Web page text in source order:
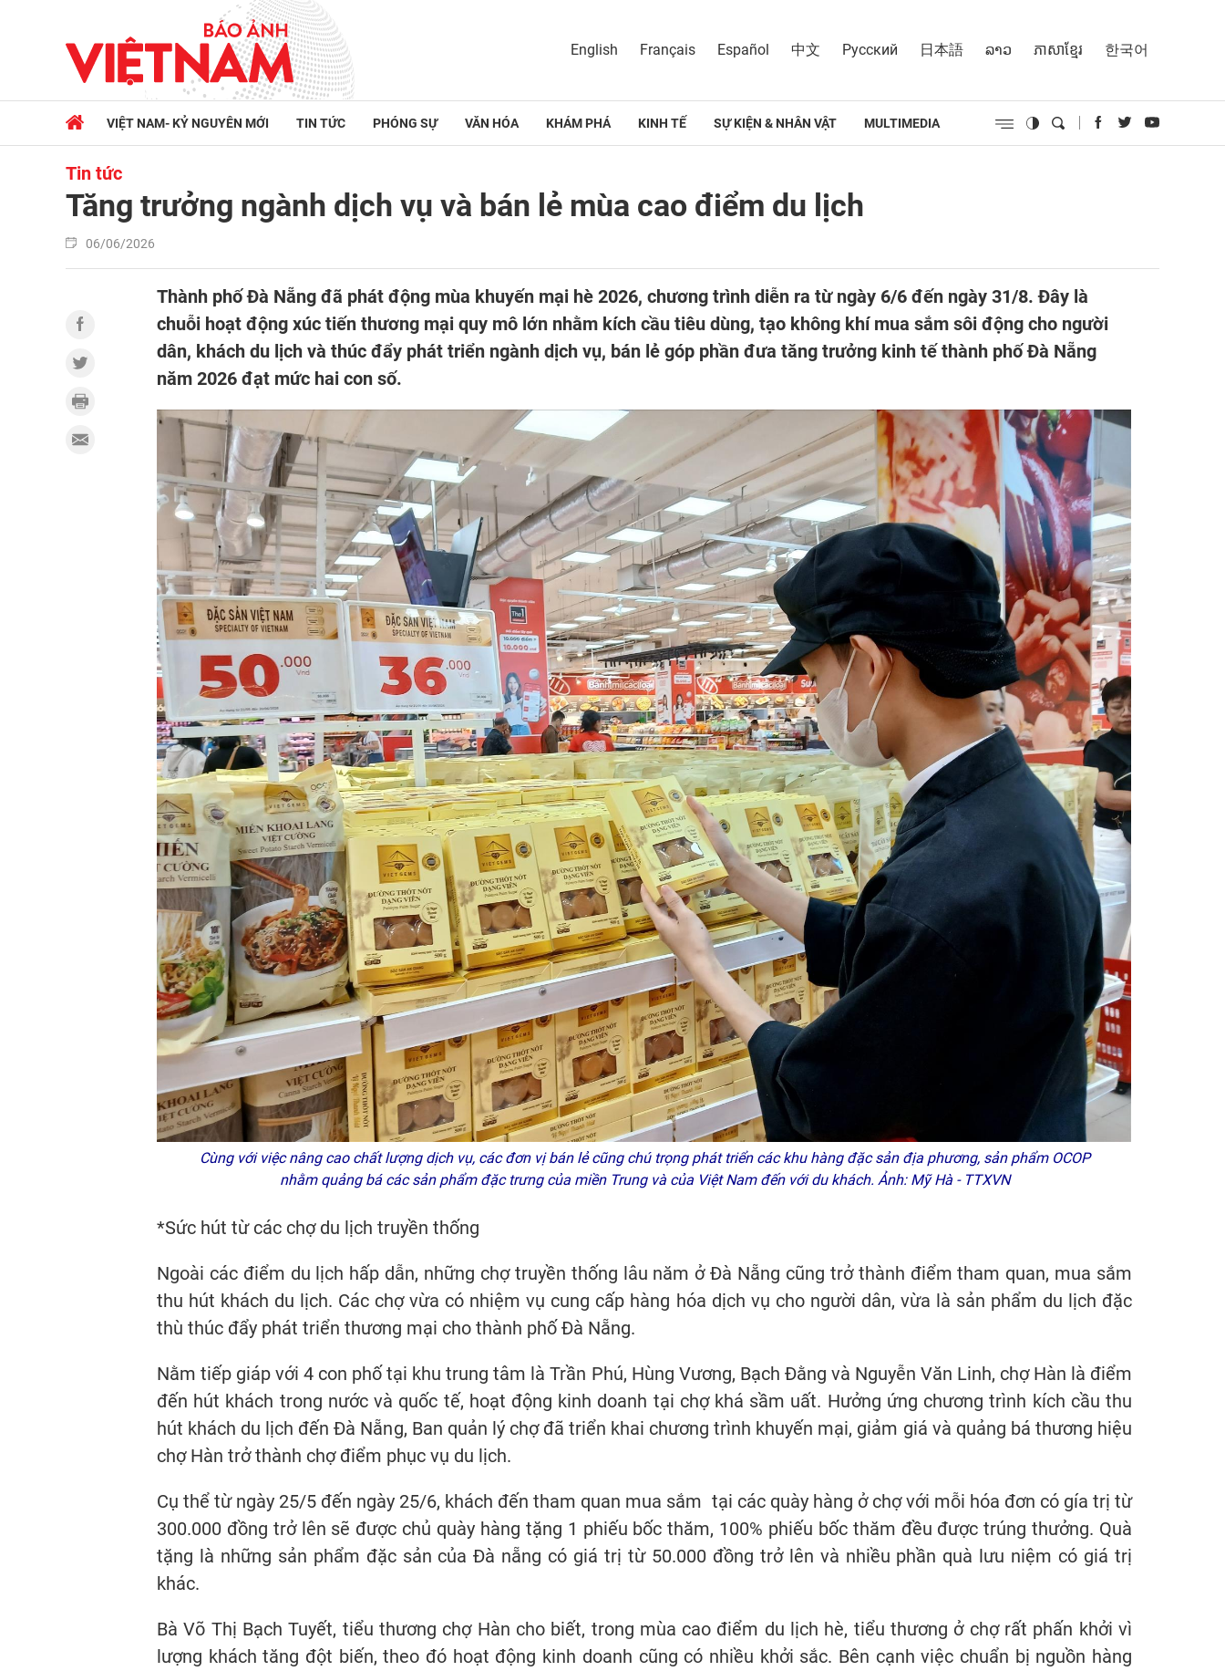
English Français Español 中文 Русский 日本語 ລາວ ភាសាខ្មែរ 한국어
VIỆT NAM- KỶ NGUYÊN MỚI TIN TỨC PHÓNG SỰ VĂN HÓA KHÁM PHÁ KINH TẾ SỰ KIỆN & NHÂN VẬT MULTIMEDIA
Tin tức
Tăng trưởng ngành dịch vụ và bán lẻ mùa cao điểm du lịch
06/06/2026
Thành phố Đà Nẵng đã phát động mùa khuyến mại hè 2026, chương trình diễn ra từ ngày 6/6 đến ngày 31/8. Đây là
chuỗi hoạt động xúc tiến thương mại quy mô lớn nhằm kích cầu tiêu dùng, tạo không khí mua sắm sôi động cho người
dân, khách du lịch và thúc đẩy phát triển ngành dịch vụ, bán lẻ góp phần đưa tăng trưởng kinh tế thành phố Đà Nẵng
năm 2026 đạt mức hai con số.
Cùng với việc nâng cao chất lượng dịch vụ, các đơn vị bán lẻ cũng chú trọng phát triển các khu hàng đặc sản địa phương, sản phẩm OCOP
nhằm quảng bá các sản phẩm đặc trưng của miền Trung và của Việt Nam đến với du khách. Ảnh: Mỹ Hà - TTXVN
*Sức hút từ các chợ du lịch truyền thống
Ngoài các điểm du lịch hấp dẫn, những chợ truyền thống lâu năm ở Đà Nẵng cũng trở thành điểm tham quan, mua sắm
thu hút khách du lịch. Các chợ vừa có nhiệm vụ cung cấp hàng hóa dịch vụ cho người dân, vừa là sản phẩm du lịch đặc
thù thúc đẩy phát triển thương mại cho thành phố Đà Nẵng.
Nằm tiếp giáp với 4 con phố tại khu trung tâm là Trần Phú, Hùng Vương, Bạch Đằng và Nguyễn Văn Linh, chợ Hàn là điểm
đến hút khách trong nước và quốc tế, hoạt động kinh doanh tại chợ khá sầm uất. Hưởng ứng chương trình kích cầu thu
hút khách du lịch đến Đà Nẵng, Ban quản lý chợ đã triển khai chương trình khuyến mại, giảm giá và quảng bá thương hiệu
chợ Hàn trở thành chợ điểm phục vụ du lịch.
Cụ thể từ ngày 25/5 đến ngày 25/6, khách đến tham quan mua sắm tại các quày hàng ở chợ với mỗi hóa đơn có gía trị từ
300.000 đồng trở lên sẽ được chủ quày hàng tặng 1 phiếu bốc thăm, 100% phiếu bốc thăm đều được trúng thưởng. Quà
tặng là những sản phẩm đặc sản của Đà nẵng có giá trị từ 50.000 đồng trở lên và nhiều phần quà lưu niệm có giá trị
khác.
Bà Võ Thị Bạch Tuyết, tiểu thương chợ Hàn cho biết, trong mùa cao điểm du lịch hè, tiểu thương ở chợ rất phấn khởi vì
lượng khách tăng đột biến, theo đó hoạt động kinh doanh cũng có nhiều khởi sắc. Bên cạnh việc chuẩn bị nguồn hàng